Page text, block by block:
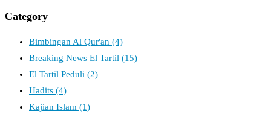
Category
Bimbingan Al Qur'an (4)
Breaking News El Tartil (15)
El Tartil Peduli (2)
Hadits (4)
Kajian Islam (1)